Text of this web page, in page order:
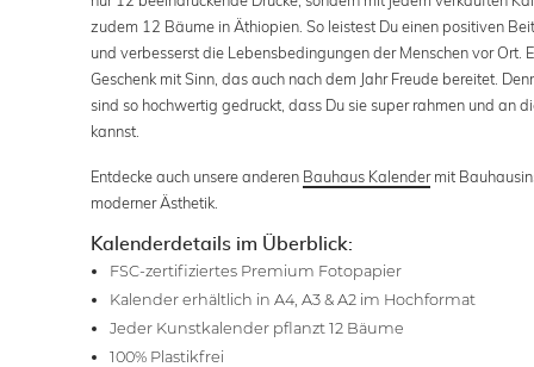
zudem 12 Bäume in Äthiopien. So leistest Du einen positiven
und verbesserst die Lebensbedingungen der Menschen vor Ort.
Geschenk mit Sinn, das auch nach dem Jahr Freude bereitet.
sind so hochwertig gedruckt, dass Du sie super rahmen und an
kannst.
Entdecke auch unsere anderen Bauhaus Kalendermit
moderner Ästhetik.
Kalenderdetails im Überblick:
FSC-zertifiziertes Premium Fotopapier
Kalender erhältlich in A4, A3 & A2 im Hochformat
Jeder Kunstkalender pflanzt 12 Bäume
100% Plastikfrei